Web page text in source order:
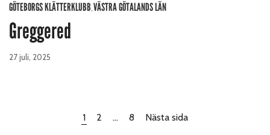
GÖTEBORGS KLÄTTERKLUBB,VÄSTRA GÖTALANDS LÄN
Greggered
27 juli, 2025
1 2 … 8 Nästa sida